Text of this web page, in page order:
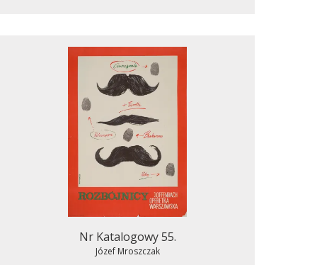
Nr Katalogowy 55.
Józef Mroszczak